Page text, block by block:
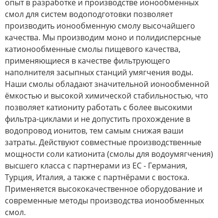
опыт в разработке и производстве ионообменных
смол для систем водоподготовки позволяет
производить ионообменную смолу высочайшего
качества. Мы производим моно и полидисперсные
катионообменные смолы пищевого качества,
применяющиеся в качестве фильтрующего
наполнителя засыпных станций умягчения воды.
Наши смолы обладают значительной ионообменной
ёмкостью и высокой химической стабильностью, что
позволяет катиониту работать с более высокими
фильтра-циклами и не допустить прохождение в
водопровод ионитов, тем самым снижая ваши
затраты. Действуют совместные производственные
мощности соли катионита (смолы для водоумягчения)
высшего класса с партнерами из ЕС - Германия,
Турция, Италия, а также с партнёрами с востока.
Применяется высококачественное оборудование и
современные методы производства ионообменных
смол.